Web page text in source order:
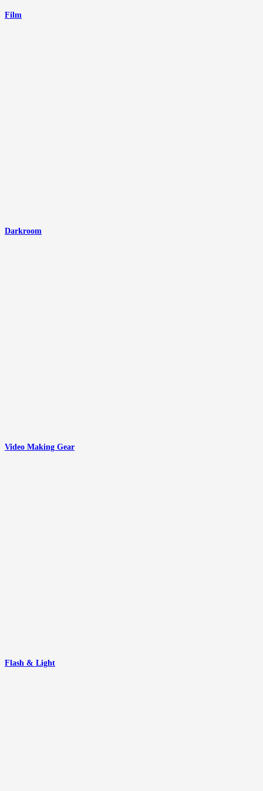
Film
Darkroom
Video Making Gear
Flash & Light